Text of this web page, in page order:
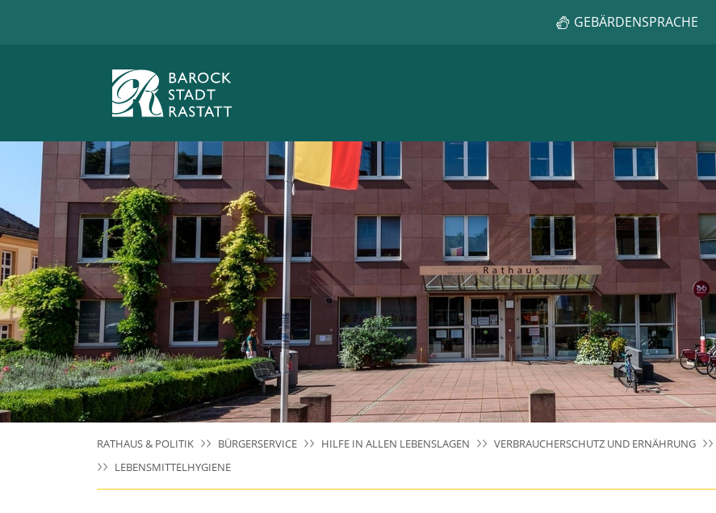
GEBÄRDENSPRACHE
RATHAUS & POLITIK BÜRGERSERVICE HILFE IN ALLEN LEBENSLAGEN VERBRAUCHERSCHUTZ UND ERNÄHRUNG
LEBENSMITTELHYGIENE